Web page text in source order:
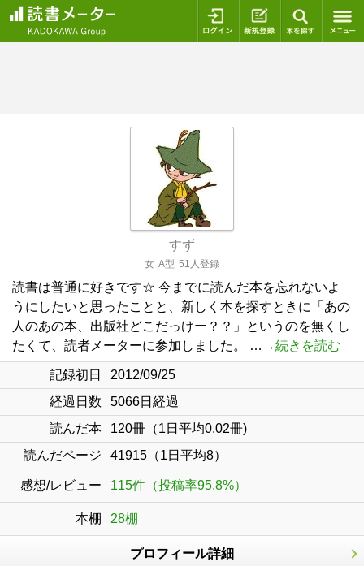
ログイン 新規登録
すず
女 A型 51人登録
読書は普通に好きです☆ 今までに読んだ本を忘れないよ
うにしたいと思ったことと、新しく本を探すときに「あの
人のあの本、出版社どこだっけー？？」というのを無くし
たくて、読者メーターに参加しました。 … →続きを読む
記録初日
2012/09/25
経過日数
5066日経過
読んだ本
120冊（1日平均0.02冊)
読んだページ
41915（1日平均8）
感想/レビュー 115件（投稿率95.8%）
本棚 28棚
プロフィール詳細